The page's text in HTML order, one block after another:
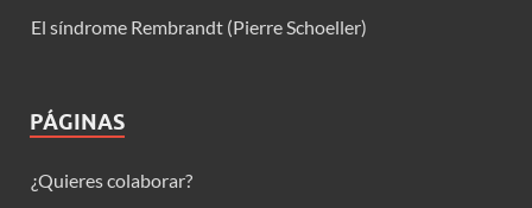
El síndrome Rembrandt (Pierre Schoeller)
PÁGINAS
¿Quieres colaborar?